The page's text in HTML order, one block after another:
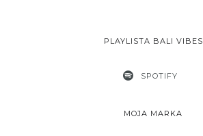
PLAYLISTA BALI VIBES
SPOTIFY
MOJA MARKA